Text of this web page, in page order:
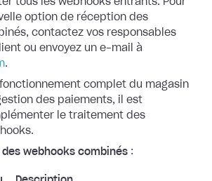
tous les webhooks entrants. Pour
option de réception des
contactez vos responsables
ou envoyez un e-mail à
.
complet du magasin
des paiements, il est
le traitement des
webhooks combinés :